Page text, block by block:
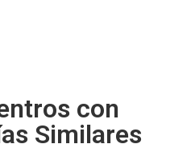
con
Similares